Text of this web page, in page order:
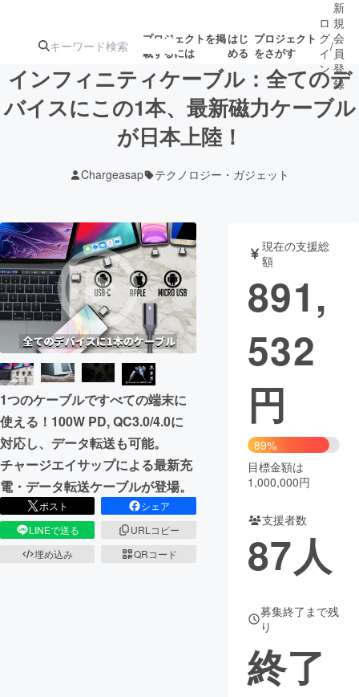
プロジェクトを掲
載するには
はじ
める
プロジェクト
をさがす
注目の新着プロ募集終了が近いプ
テクノロジー・ガジェット
映像・映画 書籍・雑誌
ビジネス・起業 チャレンジ
まちづくり・地域活性化
CAMPFIRE for Social Good
CAMPFIRE Creation
CAMPFIREふるさと納税machi-ya コミュニティ
ロ
グ
イ
ン
/
新
規
会
員
登
録
インフィニティケーブル：全てのデ
バイスにこの1本、最新磁力ケーブル
が日本上陸！
Chargeasap テクノロジー・ガジェット
1つのケーブルですべての端末に
使える！100W PD, QC3.0/4.0に
対応し、データ転送も可能。
チャージエイサップによる最新充
電・データ転送ケーブルが登場。
ポスト
シェア
LINEで送る
URLコピー
埋め込み
QRコード
現在の支援総
額
891,
532
円
89%
目標金額は
1,000,000円
支援者数
87人
募集終了まで残
り
終了